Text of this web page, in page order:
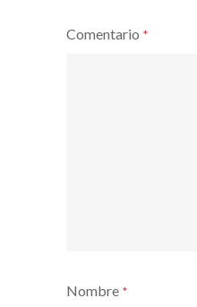
Comentario *
Nombre *